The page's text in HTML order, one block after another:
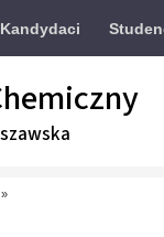
Kandydaci
»